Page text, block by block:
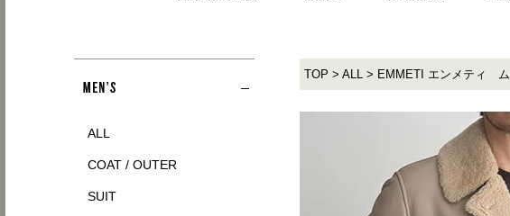
ALL
COAT / OUTER
SUIT
TOP ALL EMMETI エンメティ ム